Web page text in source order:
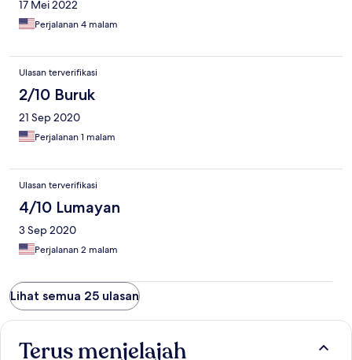
17 Mei 2022
Perjalanan 4 malam
Ulasan terverifikasi
2/10 Buruk
21 Sep 2020
Perjalanan 1 malam
Ulasan terverifikasi
4/10 Lumayan
3 Sep 2020
Perjalanan 2 malam
Lihat semua 25 ulasan
Terus menjelajah